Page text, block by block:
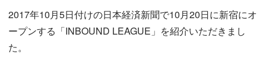
2017年10月5日付けの日本経済新聞で10月20日に新宿にオ
ープンする「INBOUND LEAGUE」を紹介いただきまし
た。